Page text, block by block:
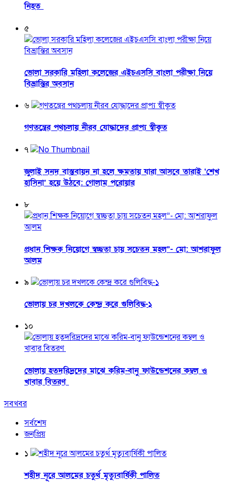
নিহত
৫
ভোলা সরকারি মহিলা কলেজের এইচএসসি বাংলা পরীক্ষা নিয়ে
বিভ্রান্তির অবসান
৬
গণতন্ত্রের পথচলায় নীরব যোদ্ধাদের প্রাপ্য স্বীকৃত
৭
জুলাই সনদ বাস্তবায়ন না হলে ক্ষমতায় যারা আসবে তারাই ‘শেখ
হাসিনা’ হয়ে উঠবে: গোলাম পরোয়ার
৮
প্রধান শিক্ষক নিয়োগে স্বচ্ছতা চায় সচেতন মহল”- মো: আশরাফুল
আলম
৯
ভোলায় চর দখলকে কেন্দ্র করে গুলিবিদ্ধ-১
১০
ভোলায় হতদরিদ্রদের মাঝে করিম-বানু ফাউন্ডেশনের কম্বল ও
খাবার বিতরণ
সবখবর
সর্বশেষ
জনপ্রিয়
১
শহীদ নূরে আলমের চতুর্থ মৃত্যুবার্ষিকী পালিত